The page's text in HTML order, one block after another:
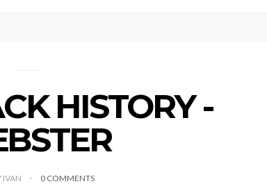
HISTORY -
IVAN 0 COMMENTS